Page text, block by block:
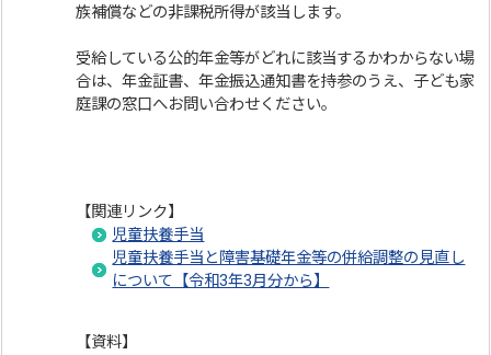
族補償などの非課税所得が該当します。
受給している公的年金等がどれに該当するかわからない場
合は、年金証書、年金振込通知書を持参のうえ、子ども家
庭課の窓口へお問い合わせください。
【関連リンク】
児童扶養手当
児童扶養手当と障害基礎年金等の併給調整の見直し
について【令和3年3月分から】
【資料】